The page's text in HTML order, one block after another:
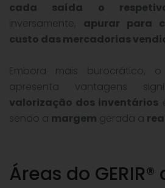
cada saída o
inversamente, apurar para
custo das mercadorias
Embora mais burocrático,
apresenta vantagens
valorização dos inventários
sendo a margem gerada a
Áreas do GERIR®